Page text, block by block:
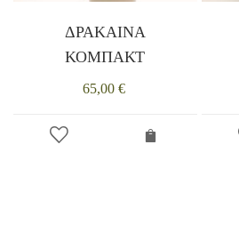
ΔΡΑΚΑΙΝΑ
ΚΟΜΠΑΚΤ
65,00 €